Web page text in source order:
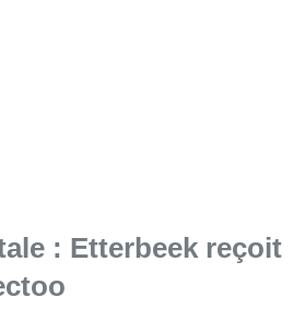
: Etterbeek reçoit